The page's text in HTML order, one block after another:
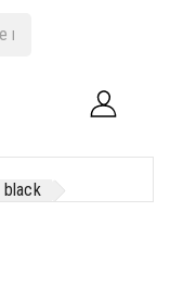
black